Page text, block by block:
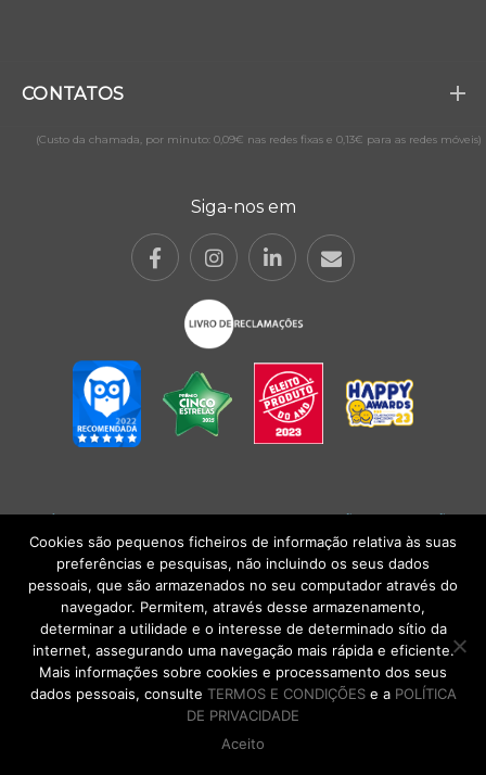
CONTATOS
(Custo da chamada, por minuto: 0,09€ nas redes fixas e 0,13€ para as redes móveis)
Siga-nos em
POLÍTICA DE PRIVACIDADE|TERMOS E CONDIÇÕESlCONDIÇÕES
GERAIS DE VENDA| Alberto Oculista, SA 2026. Todos os direitos reservados.
DE VOLTA AO TOPO
Cookies são pequenos ficheiros de informação relativa às suas
preferências e pesquisas, não incluindo os seus dados
pessoais, que são armazenados no seu computador através do
navegador. Permitem, através desse armazenamento,
determinar a utilidade e o interesse de determinado sítio da
internet, assegurando uma navegação mais rápida e eficiente.
Mais informações sobre cookies e processamento dos seus
dados pessoais, consulte TERMOS E CONDIÇÕESe a POLÍTICA
DE PRIVACIDADE
Aceito